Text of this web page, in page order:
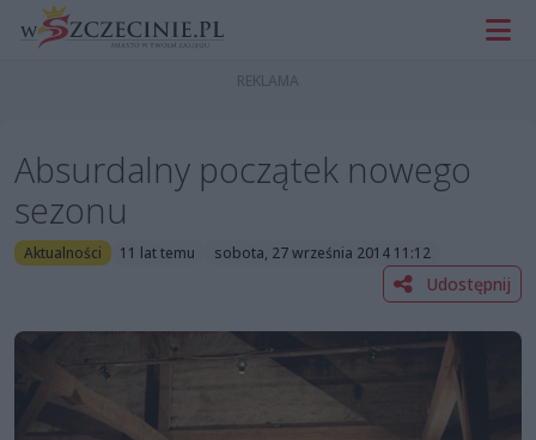
Absurdalny początek nowego
sezonu
Aktualności 11 lat temu sobota, 27 września 2014 11:12
Udostępnij